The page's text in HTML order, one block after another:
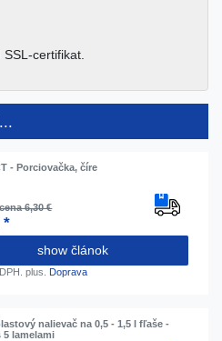
certifikat.
- Porciovačka, číre
6,30 €
*
show článok
plus. Doprava
nalievač na 0,5 - 1,5 l fľaše -
5 lamelami